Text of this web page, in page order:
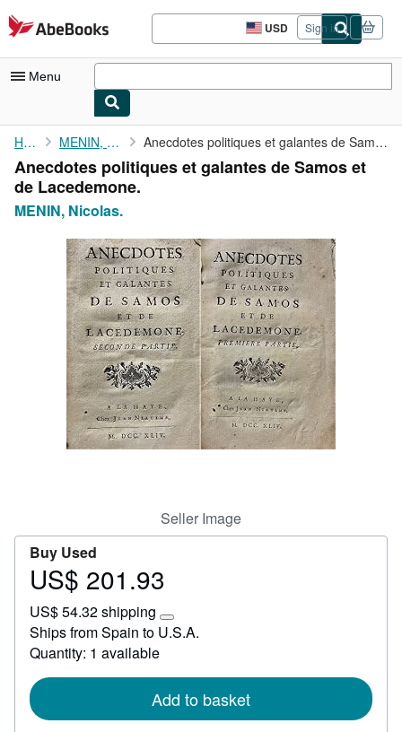
Skip to main content
AbeBooks.com USD
Site
shopping
Sign in
Menu
My Account
My Purchases
Advanced Search
Browse Collections
Rare Books
Art & Collectibles
Textbooks
Start Selling
CLOSE
Home MENIN, Nicolas. Anecdotes politiques et galantes de Samos et de Lacedemone.
Anecdotes politiques et galantes de Samos et
de Lacedemone.
MENIN, Nicolas.
Seller Image
Buy Used
Price
201.93
US$ 201.93
US$ 54.32 shipping
Learn
more
rates
Ships from Spain to U.S.A.
Quantity: 1 available
Add to basket